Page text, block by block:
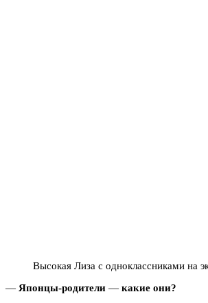
Высокая Лиза с одноклассниками на
— Японцы-родители — какие они?